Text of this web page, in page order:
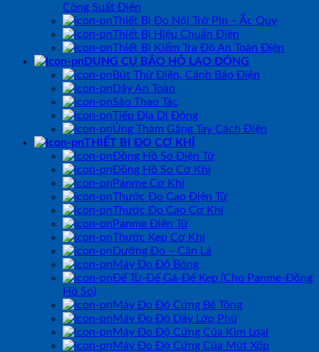
Công Suất Điện
Thiết Bị Đo Nội Trở Pin – Ắc Quy
Thiết Bị Hiệu Chuẩn Điện
Thiết Bị Kiểm Tra Độ An Toàn Điện
DỤNG CỤ BẢO HỘ LAO ĐỘNG
Bút Thử Điện, Cảnh Báo Điện
Dây An Toàn
Sào Thao Tác
Tiếp Địa Di Động
Ủng Thảm Găng Tay Cách Điện
THIẾT BỊ ĐO CƠ KHÍ
Đồng Hồ So Điện Tử
Đồng Hồ So Cơ Khí
Panme Cơ Khí
Thước Đo Cao Điện Tử
Thước Đo Cao Cơ Khí
Panme Điện Tử
Thước Kẹp Cơ Khí
Dưỡng Đo – Căn Lá
Máy Đo Độ Bóng
Đế Từ-Đế Gá-Đế Kẹp (Cho Panme-Đồng
Hồ So)
Máy Đo Độ Cứng Bê Tông
Máy Đo Độ Dày Lớp Phủ
Máy Đo Độ Cứng Của Kim Loại
Máy Đo Độ Cứng Của Mút Xốp